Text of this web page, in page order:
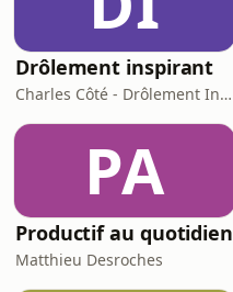
Drôlement inspirant
Charles Côté - Drôlement Inspirant
PA
Productif au quotidien
Matthieu Desroches